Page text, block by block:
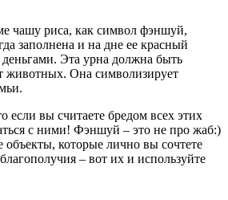
чашу риса, как символ фэншуй,
заполнена и на дне ее красный
Эта урна должна быть
животных. Она символизирует
если вы считаете бредом всех этих
с ними! Фэншуй – это не про жаб:)
объекты, которые лично вы сочтете
– вот их и используйте